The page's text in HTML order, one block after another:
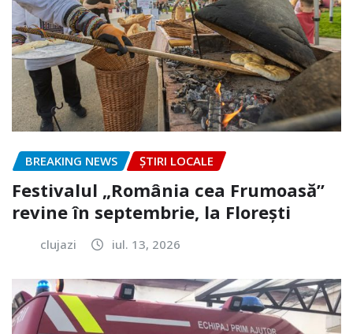
BREAKING NEWS ȘTIRI LOCALE
Festivalul „România cea Frumoasă”
revine în septembrie, la Florești
clujazi iul. 13, 2026